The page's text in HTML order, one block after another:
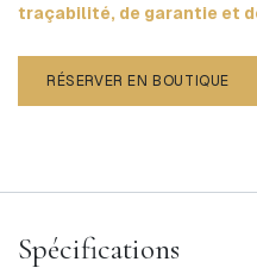
traçabilité, de garantie et
RÉSERVER EN BOUTIQUE
Spécifications